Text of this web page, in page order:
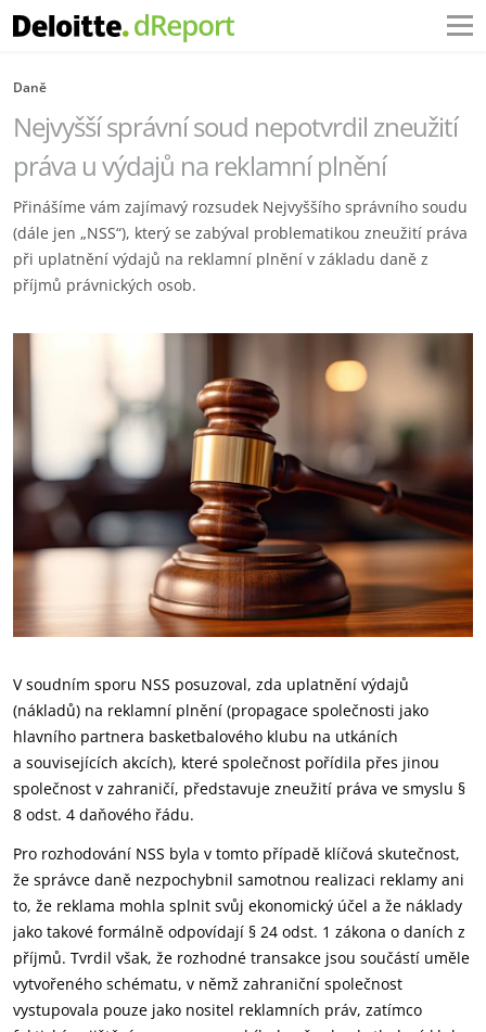
Daně
Nejvyšší správní soud nepotvrdil zneužití
práva u výdajů na reklamní plnění
Přinášíme vám zajímavý rozsudek Nejvyššího správního soudu
(dále jen „NSS“), který se zabýval problematikou zneužití práva
při uplatnění výdajů na reklamní plnění v základu daně z
příjmů právnických osob.
V soudním sporu NSS posuzoval, zda uplatnění výdajů
(nákladů) na reklamní plnění (propagace společnosti jako
hlavního partnera basketbalového klubu na utkáních
a souvisejících akcích), které společnost pořídila přes jinou
společnost v zahraničí, představuje zneužití práva ve smyslu §
8 odst. 4 daňového řádu.
Pro rozhodování NSS byla v tomto případě klíčová skutečnost,
že správce daně nezpochybnil samotnou realizaci reklamy ani
to, že reklama mohla splnit svůj ekonomický účel a že náklady
jako takové formálně odpovídají § 24 odst. 1 zákona o daních z
příjmů. Tvrdil však, že rozhodné transakce jsou součástí uměle
vytvořeného schématu, v němž zahraniční společnost
vystupovala pouze jako nositel reklamních práv, zatímco